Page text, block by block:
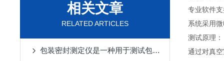
相关文章
RELATED ARTICLES
‌包装密封测定仪‌是一种用于测试包装密封性的仪器
专业软件
系统采用
测试原理：
通过对真